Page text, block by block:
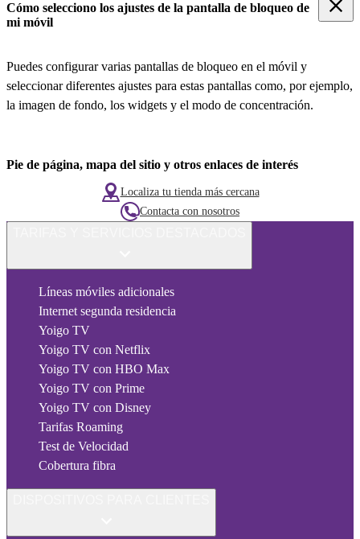
Cómo selecciono los ajustes de la pantalla de bloqueo de
mi móvil
Puedes configurar varias pantallas de bloqueo en el móvil y
seleccionar diferentes ajustes para estas pantallas como, por ejemplo,
la imagen de fondo, los widgets y el modo de concentración.
Pie de página, mapa del sitio y otros enlaces de interés
Localiza tu tienda más cercana
Contacta con nosotros
Líneas móviles adicionales
Internet segunda residencia
Yoigo TV
Yoigo TV con Netflix
Yoigo TV con HBO Max
Yoigo TV con Prime
Yoigo TV con Disney
Tarifas Roaming
Test de Velocidad
Cobertura fibra